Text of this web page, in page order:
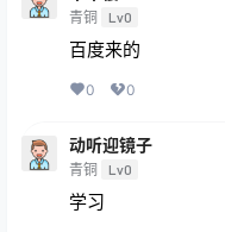
青铜 Lv0
百度来的
0 0
动听迎镜子
青铜 Lv0
学习